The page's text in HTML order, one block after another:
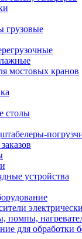
грузовые
мостовых кранов
столы
устройства
помпы,
для обработки